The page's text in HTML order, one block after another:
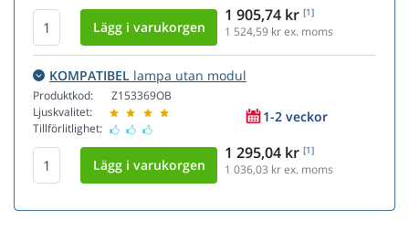
1 905,74 kr [1]
1 524,59 kr ex. moms
KOMPATIBEL lampa utan modul
Produktkod:
Ljuskvalitet:
Tillförlitlighet:
Z153369OB
1-2 veckor
1 295,04 kr [1]
1 036,03 kr ex. moms